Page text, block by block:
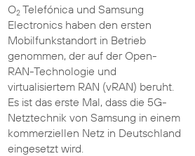
O2Telefónica und Samsung
Electronics haben den ersten
Mobilfunkstandort in Betrieb
genommen, der auf der Open-
RAN-Technologie und
virtualisiertem RAN (vRAN) beruht.
Es ist das erste Mal, dass die 5G-
Netztechnik von Samsung in einem
kommerziellen Netz in Deutschland
eingesetzt wird.